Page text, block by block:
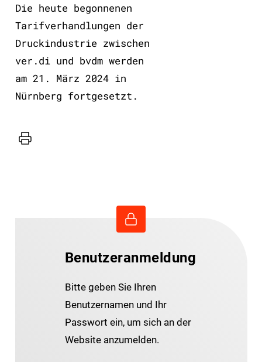
Die heute begonnenen
Tarifverhandlungen der
Druckindustrie zwischen
ver.di und bvdm werden
am 21. März 2024 in
Nürnberg fortgesetzt.
Drucker
Benutzeranmeldung
Bitte geben Sie Ihren
Benutzernamen und Ihr
Passwort ein, um sich an der
Website anzumelden.